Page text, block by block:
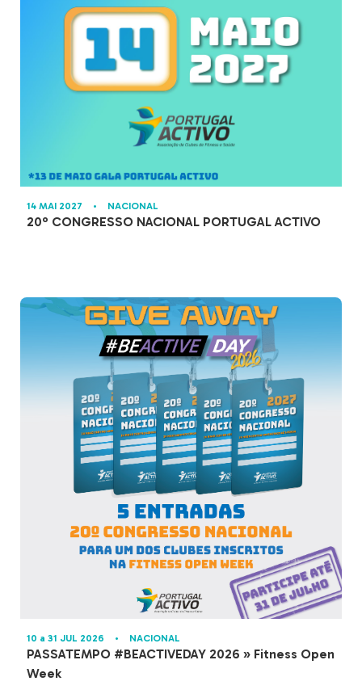
14 MAI 2027 • NACIONAL
20º CONGRESSO NACIONAL PORTUGAL ACTIVO
10 a 31 JUL 2026 • NACIONAL
PASSATEMPO #BEACTIVEDAY 2026 » Fitness Open
Week